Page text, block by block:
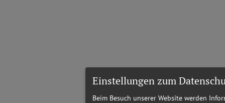
Einstellungen zum
Beim Besuch unserer Website werden